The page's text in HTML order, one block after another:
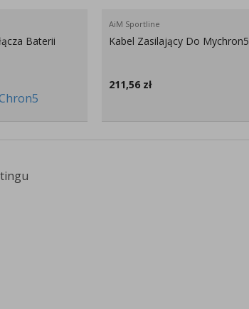
Baterii
AiM Sportline
Kabel Zasilający Do Mychron5
211,56 zł